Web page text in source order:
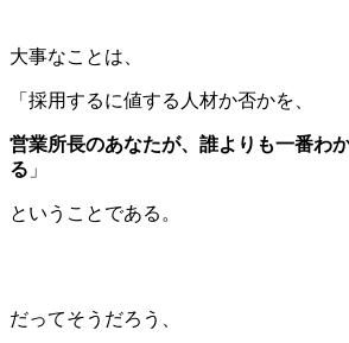
大事なことは、
「採用するに値する人材か否かを、
営業所長のあなたが、誰よりも一番わ
る 」
ということである。
だってそうだろう、